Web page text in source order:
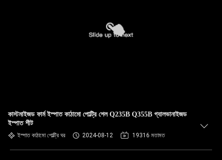
কাস্টমাইজড ফার্ম ইস্পাত কাঠামো পোল্ট্রি শেল Q235B Q355B গ্যালভানাইজড
ইস্পাত শীট
ইস্পাত কাঠামো পোল্ট্রি ঘর 2024-08-12 19316 মতামত